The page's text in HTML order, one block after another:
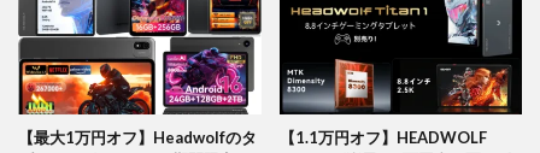
【最大1万円オフ】Headwolfのタ
【1.1万円オフ】HEADWOLF